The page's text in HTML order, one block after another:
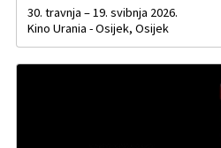
30. travnja – 19. svibnja 2026.
Kino Urania - Osijek, Osijek